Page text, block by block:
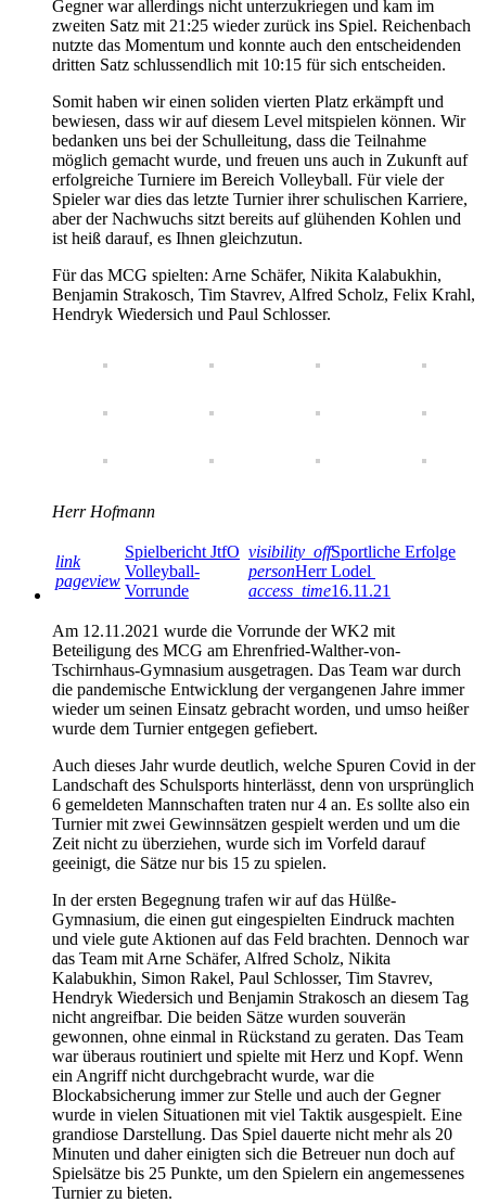
Gegner war allerdings nicht unterzukriegen und kam im
zweiten Satz mit 21:25 wieder zurück ins Spiel. Reichenbach
nutzte das Momentum und konnte auch den entscheidenden
dritten Satz schlussendlich mit 10:15 für sich entscheiden.
Somit haben wir einen soliden vierten Platz erkämpft und
bewiesen, dass wir auf diesem Level mitspielen können. Wir
bedanken uns bei der Schulleitung, dass die Teilnahme
möglich gemacht wurde, und freuen uns auch in Zukunft auf
erfolgreiche Turniere im Bereich Volleyball. Für viele der
Spieler war dies das letzte Turnier ihrer schulischen Karriere,
aber der Nachwuchs sitzt bereits auf glühenden Kohlen und
ist heiß darauf, es Ihnen gleichzutun.
Für das MCG spielten: Arne Schäfer, Nikita Kalabukhin,
Benjamin Strakosch, Tim Stavrev, Alfred Scholz, Felix Krahl,
Hendryk Wiedersich und Paul Schlosser.
Herr Hofmann
link
pageview
Spielbericht JtfO
Volleyball-
Vorrunde
visibility_offSportliche Erfolge
personHerr Lodel
access_time16.11.21
Am 12.11.2021 wurde die Vorrunde der WK2 mit
Beteiligung des MCG am Ehrenfried-Walther-von-
Tschirnhaus-Gymnasium ausgetragen. Das Team war durch
die pandemische Entwicklung der vergangenen Jahre immer
wieder um seinen Einsatz gebracht worden, und umso heißer
wurde dem Turnier entgegen gefiebert.
Auch dieses Jahr wurde deutlich, welche Spuren Covid in der
Landschaft des Schulsports hinterlässt, denn von ursprünglich
6 gemeldeten Mannschaften traten nur 4 an. Es sollte also ein
Turnier mit zwei Gewinnsätzen gespielt werden und um die
Zeit nicht zu überziehen, wurde sich im Vorfeld darauf
geeinigt, die Sätze nur bis 15 zu spielen.
In der ersten Begegnung trafen wir auf das Hülße-
Gymnasium, die einen gut eingespielten Eindruck machten
und viele gute Aktionen auf das Feld brachten. Dennoch war
das Team mit Arne Schäfer, Alfred Scholz, Nikita
Kalabukhin, Simon Rakel, Paul Schlosser, Tim Stavrev,
Hendryk Wiedersich und Benjamin Strakosch an diesem Tag
nicht angreifbar. Die beiden Sätze wurden souverän
gewonnen, ohne einmal in Rückstand zu geraten. Das Team
war überaus routiniert und spielte mit Herz und Kopf. Wenn
ein Angriff nicht durchgebracht wurde, war die
Blockabsicherung immer zur Stelle und auch der Gegner
wurde in vielen Situationen mit viel Taktik ausgespielt. Eine
grandiose Darstellung. Das Spiel dauerte nicht mehr als 20
Minuten und daher einigten sich die Betreuer nun doch auf
Spielsätze bis 25 Punkte, um den Spielern ein angemessenes
Turnier zu bieten.